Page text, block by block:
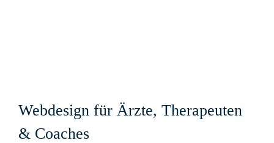
Webdesign für Ärzte, Therapeuten
& Coaches